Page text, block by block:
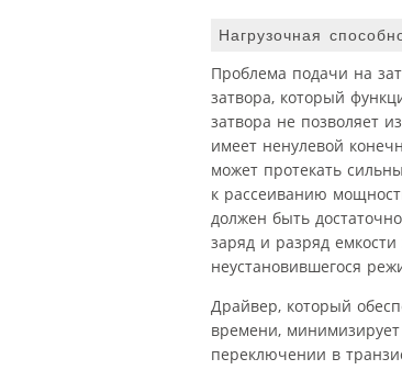
Нагрузочная
Проблема подачи на
затвора, который
затвора не позволяет
имеет ненулевой
может протекать
к рассеиванию
должен быть
заряд и разряд
неустановившегося
Драйвер, который
времени,
переключении в